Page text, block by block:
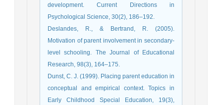
development. Current Directions in
Psychological Science, 30(2), 186–192.
Deslandes, R., & Bertrand, R. (2005).
Motivation of parent involvement in secondary-
level schooling. The Journal of Educational
Research, 98(3), 164–175.
Dunst, C. J. (1999). Placing parent education in
conceptual and empirical context. Topics in
Early Childhood Special Education, 19(3),